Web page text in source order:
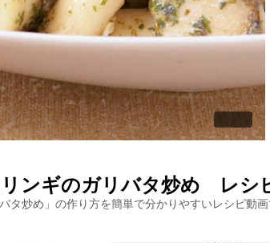
ンギのガリバタ炒め レシ
タ炒め 」の作り方を簡単で分かりやすいレシピ動画